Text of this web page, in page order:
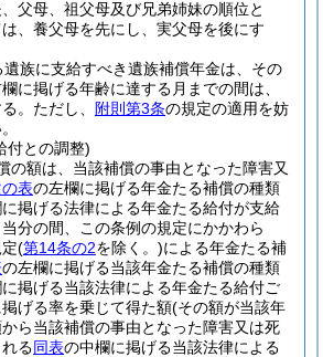
父母、祖父母及び兄弟姉妹の順位と
、養父母を先にし、実父母を後にす
遺族に支給すべき遺族補償年金は、その
に掲げる年齢に達する月までの間は、
。 ただし、 附則第3条の規定の適用を妨
付との調整)
の額は、当該補償の事由となった障害又
の表の左欄に掲げる年金たる補償の種類
掲げる法律による年金たる給付が支給
分の間、この条例の規定にかかわら
(第14条の2を除く。)による年金たる補
の左欄に掲げる当該年金たる補償の種類
掲げる当該法律による年金たる給付ご
げる率を乗じて得た額(その額が当該年
ら当該補償の事由となった障害又は死
る同表の中欄に掲げる当該法律による